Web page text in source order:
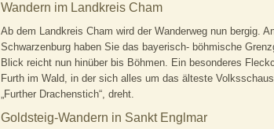
Wandern im Landkreis Cham
Ab dem Landkreis Cham wird der Wanderweg nun bergig.
Schwarzenburg haben Sie das bayerisch- böhmische
Blick reicht nun hinüber bis Böhmen. Ein besonderes
Furth im Wald, in der sich alles um das älteste
„Further Drachenstich“, dreht.
Goldsteig-Wandern in Sankt Englmar